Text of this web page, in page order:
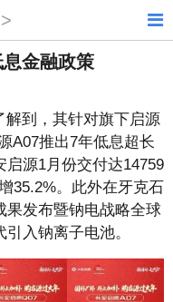
>
金融政策
到，其针对旗下启源
A07推出7年低息超长
源1月份交付达14759
35.2%。此外在牙克石
果发布暨钠电战略全球
入钠离子电池。